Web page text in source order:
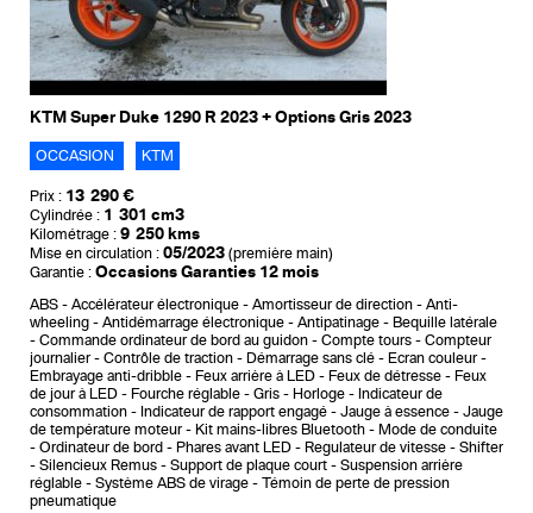
KTM Super Duke 1290 R 2023 + Options Gris 2023
OCCASION KTM
Prix : 13 290 €
Cylindrée : 1 301 cm3
Kilométrage : 9 250 kms
Mise en circulation : 05/2023 (première main)
Garantie : Occasions Garanties 12 mois
ABS Accélérateur électronique Amortisseur de direction
Anti-
wheeling
Antidémarrage électronique Antipatinage
Bequille latérale
Commande ordinateur de bord au guidon
Compte tours
Compteur
journalier
Contrôle de traction Démarrage sans clé
Ecran couleur
Embrayage anti-dribble
Feux arrière à LED Feux de détresse
Feux
de jour à LED
Fourche réglable Gris Horloge
Indicateur de
consommation
Indicateur de rapport engagé Jauge à essence
Jauge
de température moteur
Kit mains-libres Bluetooth
Mode de conduite
Ordinateur de bord
Phares avant LED Regulateur de vitesse
Shifter
Silencieux Remus
Support de plaque court
Suspension arrière
réglable
Système ABS de virage
Témoin de perte de pression
pneumatique